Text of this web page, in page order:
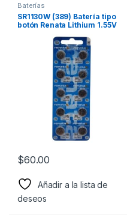
Baterías
SR1130W (389) Batería tipo
botón Renata Lithium 1.55V
electrónicos diversos
$60.00
Añadir a la lista de
deseos